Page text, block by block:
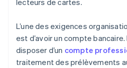
lecteurs de cartes.
L’une des exigences
est d’avoir un compte
disposer d’un compte
traitement des prélèvements